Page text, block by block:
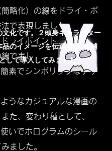
略化）の線をドライ・ポ
で表現しました。​
ライポイント（ニードル
で表し
素でシンボリックなデザ
うなカジュアルな漫画の
また、変わり種として、
いでホログラムのシール
ました。
文化です。２頭身キャラクター
品のイメージを伝達する、″補
して導入してみました。